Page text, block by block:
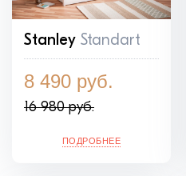
Stanley Standart
8 490 руб.
16 980 руб.
ПОДРОБНЕЕ